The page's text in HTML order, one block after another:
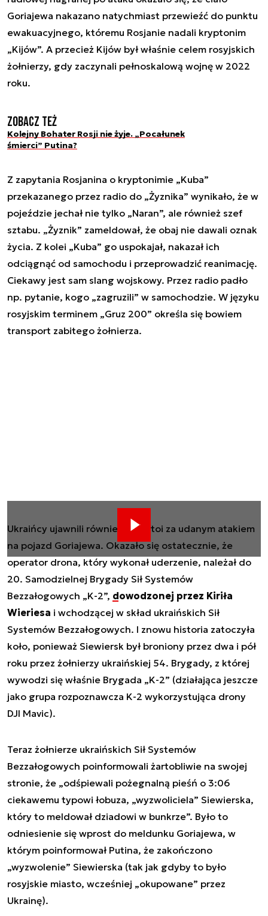
Goriajewa nakazano natychmiast przewieźć do punktu
ewakuacyjnego, któremu Rosjanie nadali kryptonim
„Kijów”. A przecież Kijów był właśnie celem rosyjskich
żołnierzy, gdy zaczynali pełnoskalową wojnę w 2022
roku.
Zobacz też
Kolejny Bohater Rosji nie żyje. „Pocałunek
śmierci” Putina?
Z zapytania Rosjanina o kryptonimie „Kuba”
przekazanego przez radio do „Żyznika” wynikało, że w
pojeździe jechał nie tylko „Naran”, ale również szef
sztabu. „Żyznik” zameldował, że obaj nie dawali oznak
życia. Z kolei „Kuba” go uspokajał, nakazał ich
odciągnąć od samochodu i przeprowadzić reanimację.
Ciekawy jest sam slang wojskowy. Przez radio padło
np. pytanie, kogo „zagruzili” w samochodzie. W języku
rosyjskim terminem „Gruz 200” określa się bowiem
transport zabitego żołnierza.
Ukraińcy ujawnili również, kto stoi za udanym atakiem
na pojazd Goriajewa. Okazało się ostatecznie, że
operator drona, który wykonał uderzenie, należał do
20. Samodzielnej Brygady Sił Systemów
Bezzałogowych „K-2”, dowodzonej przez Kiriła
Wieriesa i wchodzącej w skład ukraińskich Sił
Systemów Bezzałogowych. I znowu historia zatoczyła
koło, ponieważ Siewiersk był broniony przez dwa i pół
roku przez żołnierzy ukraińskiej 54. Brygady, z której
wywodzi się właśnie Brygada „K-2” (działająca jeszcze
jako grupa rozpoznawcza K-2 wykorzystująca drony
DJI Mavic).
Teraz żołnierze ukraińskich Sił Systemów
Bezzałogowych poinformowali żartobliwie na swojej
stronie, że „odśpiewali pożegnalną pieśń o 3:06
ciekawemu typowi łobuza, „wyzwoliciela” Siewierska,
który to meldował dziadowi w bunkrze”. Było to
odniesienie się wprost do meldunku Goriajewa, w
którym poinformował Putina, że zakończono
„wyzwolenie” Siewierska (tak jak gdyby to było
rosyjskie miasto, wcześniej „okupowane” przez
Ukrainę).